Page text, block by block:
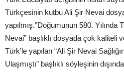
Türkçesinin kutbu Ali Şir Nevai
yapılmış.”Doğumunun 580.
Nevai” başlıklı dosyada çok kaliteli
Türk’le yapılan “Ali Şir Nevai
Ulaşmıştı” başlıklı söyleşinin